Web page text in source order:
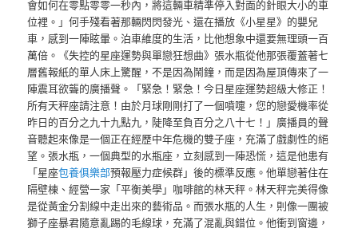
會如何在零點零零一秒內，將這輛車精準停入對面的針眼大小的車
位裡。」何手殘看著那輛閃閃發光、還在播放《小星星》的嬰兒
車，感到一陣眩暈。泊車維度的生活，比他想象中還要無理頭一百
萬倍。《失控的星座運勢與單戀狂想曲》張水瓶從他那張覆蓋著七
層舊報紙的單人床上驚醒，不是因為鬧鐘，而是因為屋頂傳來了一
陣震耳欲聾的廣播聲。「緊急！緊急！今日星座運勢超級大修正！
所有天秤座請注意！由於月球剛剛打了一個噴嚏，您的戀愛機率從
昨日的百分之九十九點九，陡降至負百分之八十七！」廣播員的聲
音聽起來像是一個正在經歷中年危機的雙子座，充滿了戲劇性的絕
望。張水瓶，一個典型的水瓶座，立刻感到一陣恐慌，這是他患有
「星座包養俱樂部預報壓力症候群」後的標準反應。他單戀著住在
隔壁棟、經營一家「平衡美學」咖啡館的林天秤。林天秤完美得像
是從黃金分割線中走出來的藝術品。而張水瓶的人生，則像一團被
獅子座暴君隨意亂踢的毛線球，充滿了混亂與錯位。他衝到窗邊，